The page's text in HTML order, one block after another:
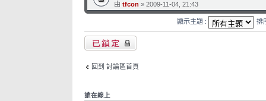
由 tfcon » 2009-11-04, 21:43
顯示主題 : 排
版面鎖定
回到 討論區首頁
誰在線上